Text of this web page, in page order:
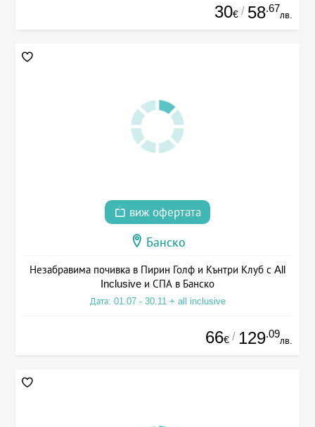
30€ / 58.67
лв.
виж офертата
Банско
Незабравима почивка в Пирин Голф и Кънтри Клуб с All
Inclusive и СПА в Банско
Дата: 01.07 - 30.11 + all inclusive
66€ / 129.09
лв.